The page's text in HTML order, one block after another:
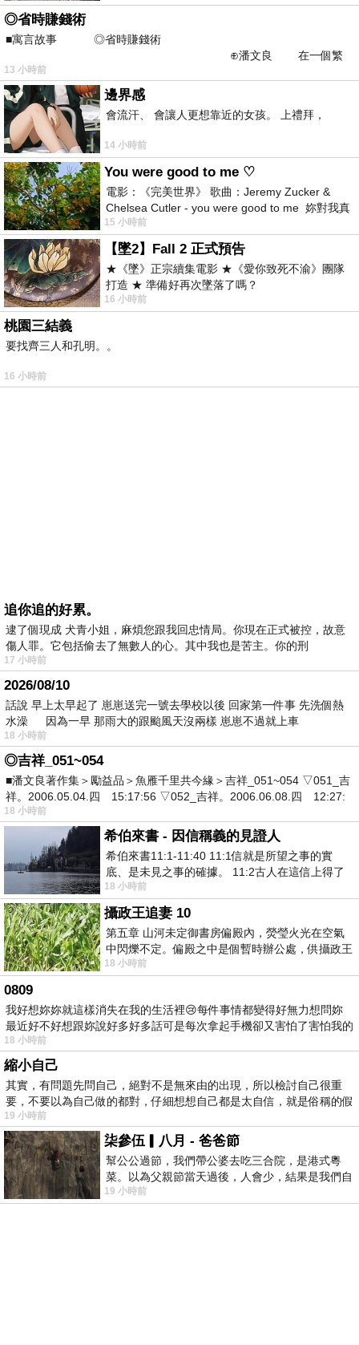
◎省時賺錢術
■寓言故事 ◎省時賺錢術
⊕潘文良 在一個繁
華的商業街上，有兩家傳統
13 小時前
邊界感
會流汗、 會讓人更想靠近的女孩。 上禮拜，
14 小時前
You were good to me ♡
電影：《完美世界》 歌曲：Jeremy Zucker &
Chelsea Cutler - you were good to me 妳對我真
好 因
15 小時前
【墜2】Fall 2 正式預告
★《墜》正宗續集電影 ★《愛你致死不渝》團隊
打造 ★ 準備好再次墜落了嗎？
16 小時前
桃園三結義
要找齊三人和孔明。。
16 小時前
追你追的好累。
逮了個現成 犬青小姐，麻煩您跟我回忠情局。你現在正式被控，故意
傷人罪。它包括偷去了無數人的心。其中我也是苦主。你的刑
17 小時前
2026/08/10
話說 早上太早起了 崽崽送完一號去學校以後 回家第一件事 先洗個熱
水澡 因為一早 那雨大的跟颱風天沒兩樣 崽崽不過就上車
18 小時前
◎吉祥_051~054
■潘文良著作集＞勵益品＞魚雁千里共今緣＞吉祥_051~054 ▽051_吉
祥。2006.05.04.四 15:17:56 ▽052_吉祥。2006.06.08.四 12:27:
18 小時前
希伯來書 - 因信稱義的見證人
希伯來書11:1-11:40 11:1信就是所望之事的實
底、是未見之事的確據。 11:2古人在這信上得了
美好的證據。 11:3我們因着信、就知道
18 小時前
攝政王追妻 10
第五章 山河未定御書房偏殿內，熒瑩火光在空氣
中閃爍不定。偏殿之中是個暫時辦公處，供攝政王
於皇宮內廷裡處理公務已然很多年。房內
18 小時前
0809
我好想妳妳就這樣消失在我的生活裡😢每件事情都變得好無力想問妳
最近好不好想跟妳說好多好多話可是每次拿起手機卻又害怕了害怕我的
出現
18 小時前
縮小自己
其實，有問題先問自己，絕對不是無來由的出現，所以檢討自己很重
要，不要以為自己做的都對，仔細想想自己都是太自信，就是俗稱的假
19 小時前
柒參伍▎八月 - 爸爸節
幫公公過節，我們帶公婆去吃三合院，是港式粵
菜。以為父親節當天過後，人會少，結果是我們自
己想多了。人陸續地進，滿滿都是人，個人
19 小時前